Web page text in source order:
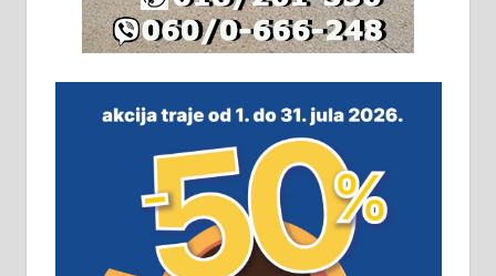
На продају легализована, нова,
незавршена кућа површине 160
виру у Алексинцу. Могућа
замена. 064/21-63-584
ПОСЛОВНИ ОГЛАСИ